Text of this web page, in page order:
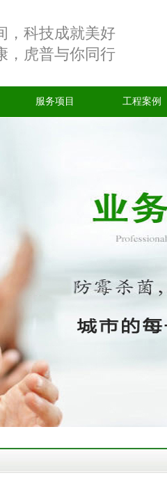
科技成就美好
虎普与你同行
服务项目 工程案例